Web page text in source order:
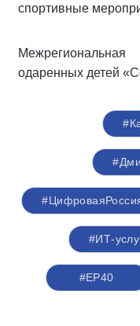
спортивные
одаренных детей
#ИТ-
#ЕР40